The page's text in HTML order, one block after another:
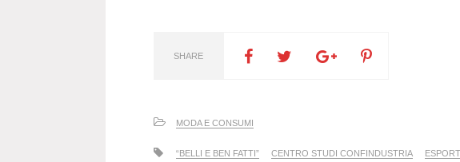
SHARE
MODA E CONSUMI
“BELLI E BEN FATTI” CENTRO STUDI CONFINDUSTRIA